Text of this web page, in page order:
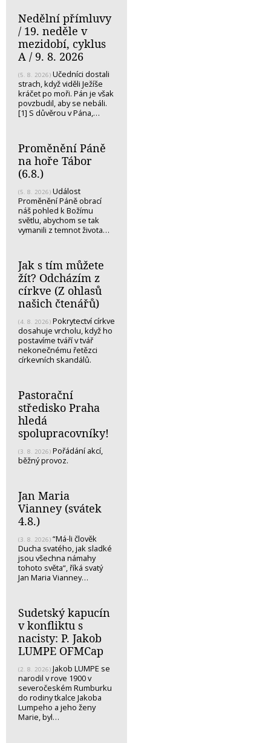
Nedělní přímluvy
/ 19. neděle v
mezidobí, cyklus
A / 9. 8. 2026
(5. 8. 2026) Učedníci dostali
strach, když viděli Ježíše
kráčet po moři. Pán je však
povzbudil, aby se nebáli.
[1] S důvěrou v Pána,…
Proměnění Páně
na hoře Tábor
(6.8.)
(5. 8. 2026) Událost
Proměnění Páně obrací
náš pohled k Božímu
světlu, abychom se tak
vymanili z temnot života…
Jak s tím můžete
žít? Odcházím z
církve (Z ohlasů
našich čtenářů)
(4. 8. 2026) Pokrytectví církve
dosahuje vrcholu, když ho
postavíme tváří v tvář
nekonečnému řetězci
církevních skandálů.
Pastorační
středisko Praha
hledá
spolupracovníky!
(3. 8. 2026) Pořádání akcí,
běžný provoz.
Jan Maria
Vianney (svátek
4.8.)
(3. 8. 2026) “Má-li člověk
Ducha svatého, jak sladké
jsou všechna námahy
tohoto světa“, říká svatý
Jan Maria Vianney…
Sudetský kapucín
v konfliktu s
nacisty: P. Jakob
LUMPE OFMCap
(2. 8. 2026) Jakob LUMPE se
narodil v rove 1900 v
severočeském Rumburku
do rodiny tkalce Jakoba
Lumpeho a jeho ženy
Marie, byl…